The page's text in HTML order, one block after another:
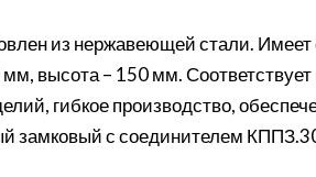
из нержавеющей стали.
высота – 150 мм.
гибкое производство,
замковый с соединителем